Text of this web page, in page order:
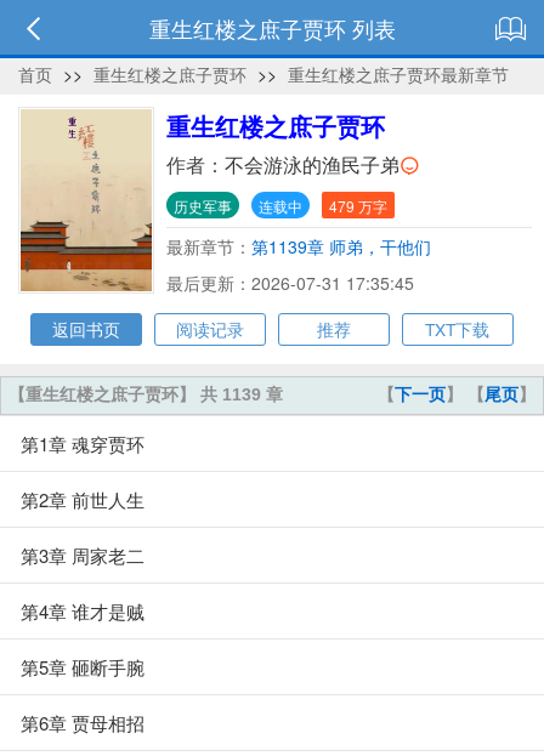
重生红楼之庶子贾环 列表
首页 >> 重生红楼之庶子贾环 >> 重生红楼之庶子贾环最新章节
重生红楼之庶子贾环
作者： 不会游泳的渔民子弟
历史军事 连载中 479 万字
最新章节： 第1139章 师弟，干他们
最后更新：2026-07-31 17:35:45
返回书页
阅读记录 推荐 TXT下载
【下一页】 【尾页】
【重生红楼之庶子贾环】 共 1139 章
第1章 魂穿贾环
第2章 前世人生
第3章 周家老二
第4章 谁才是贼
第5章 砸断手腕
第6章 贾母相招